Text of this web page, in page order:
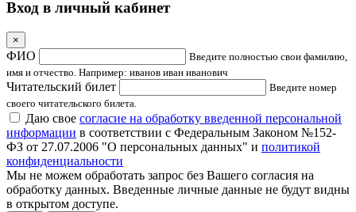
Вход в личный кабинет
×
ФИО
Введите полностью свои фамилию,
имя и отчество. Например: иванов иван иванович
Читательский билет
Введите номер
своего читательского билета.
Даю свое согласие на обработку введенной персональной
информации в соответствии с Федеральным Законом №152-
ФЗ от 27.07.2006 "О персональных данных" и политикой
конфиденциальности
Мы не можем обработать запрос без Вашего согласия на
обработку данных. Введенные личные данные не будут видны
в открытом доступе.